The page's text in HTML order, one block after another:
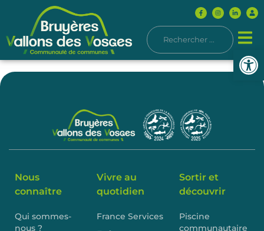
Ouvrir
Nous
connaître
Qui sommes-
nous ?
Vivre au
quotidien
France Services
Sortir et
découvrir
Piscine
communautaire